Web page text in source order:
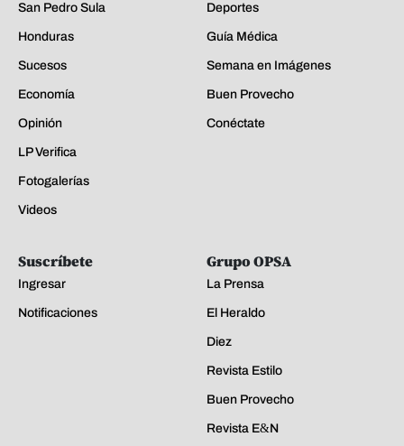
San Pedro Sula
Honduras
Sucesos
Economía
Opinión
LP Verifica
Fotogalerías
Videos
Deportes
Guía Médica
Semana en Imágenes
Buen Provecho
Conéctate
Suscríbete
Ingresar
Notificaciones
Grupo OPSA
La Prensa
El Heraldo
Diez
Revista Estilo
Buen Provecho
Revista E&N